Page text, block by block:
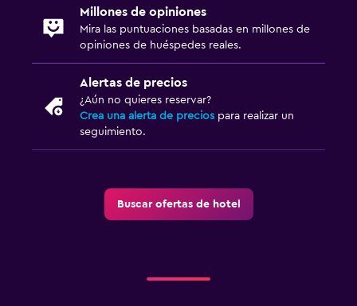
Millones de opiniones
Mira las puntuaciones basadas en millones de
opiniones de huéspedes reales.
Alertas de precios
¿Aún no quieres reservar?
Crea una alerta de precios para realizar un
seguimiento.
Buscar ofertas de hotel